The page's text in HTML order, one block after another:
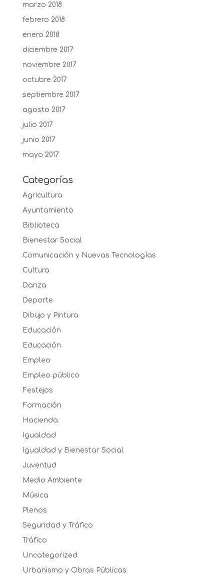
marzo 2018
febrero 2018
enero 2018
diciembre 2017
noviembre 2017
octubre 2017
septiembre 2017
agosto 2017
julio 2017
junio 2017
mayo 2017
Categorías
Agricultura
Ayuntamiento
Biblioteca
Bienestar Social
Comunicación y Nuevas Tecnologías
Cultura
Danza
Deporte
Dibujo y Pintura
Educación
Educación
Empleo
Empleo público
Festejos
Formación
Hacienda
Igualdad
Igualdad y Bienestar Social
Juventud
Medio Ambiente
Música
Plenos
Seguridad y Tráfico
Tráfico
Uncategorized
Urbanismo y Obras Públicas